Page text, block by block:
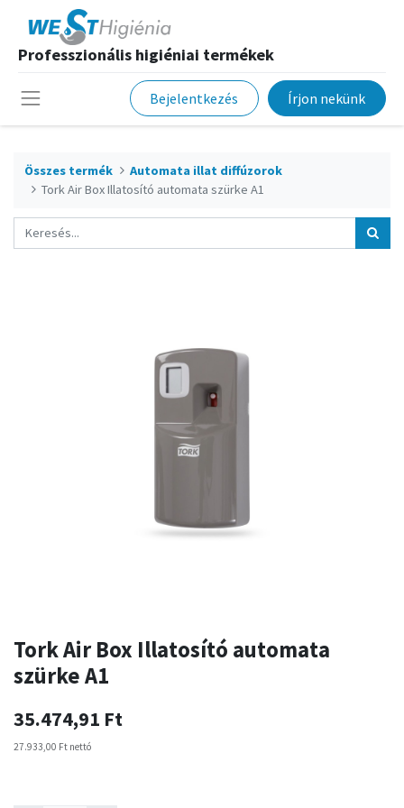
Professzionális higiéniai termékek
Bejelentkezés Írjon nekünk
Összes termék
Automata illat diffúzorok
Tork Air Box Illatosító automata szürke A1
Tork Air Box Illatosító automata
szürke A1
35.474,91 Ft
27.933,00 Ft nettó